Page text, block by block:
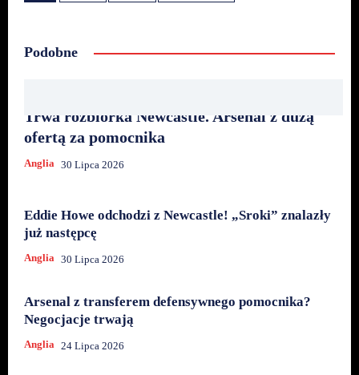
Podobne
Trwa rozbiórka Newcastle. Arsenal z dużą
ofertą za pomocnika
Anglia 30 Lipca 2026
Eddie Howe odchodzi z Newcastle! „Sroki” znalazły
już następcę
Anglia 30 Lipca 2026
Arsenal z transferem defensywnego pomocnika?
Negocjacje trwają
Anglia 24 Lipca 2026